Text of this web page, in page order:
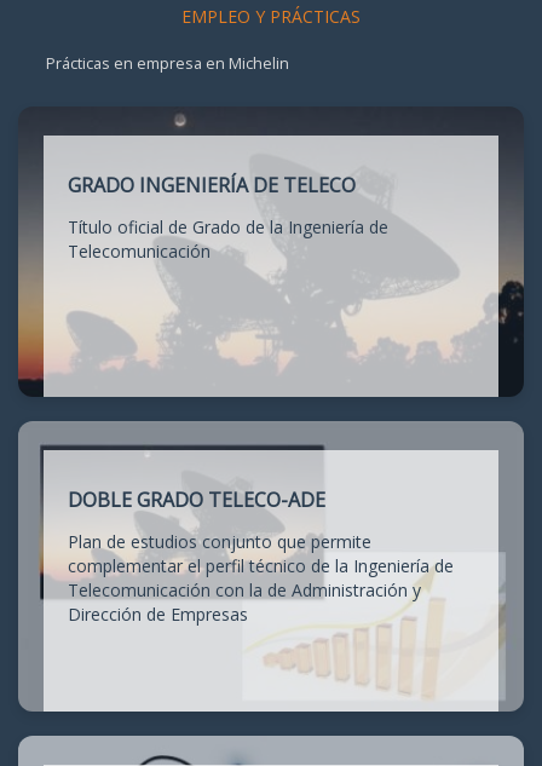
EMPLEO Y PRÁCTICAS
Prácticas en empresa en Michelin
GRADO INGENIERÍA DE TELECO
Título oficial de Grado de la Ingeniería de
Telecomunicación
DOBLE GRADO TELECO-ADE
Plan de estudios conjunto que permite
complementar el perfil técnico de la Ingeniería de
Telecomunicación con la de Administración y
Dirección de Empresas